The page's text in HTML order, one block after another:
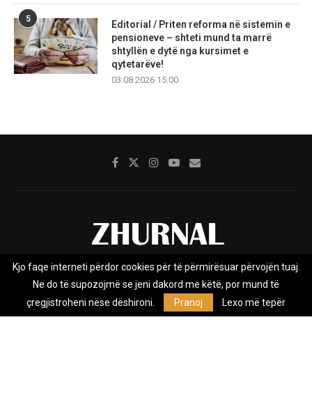
5
Editorial / Priten reforma në sistemin e
pensioneve – shteti mund ta marrë
shtyllën e dytë nga kursimet e
qytetarëve!
03.08.2026 15:00
Rreth nesh Impresumi Marketing
Privacy Policy
Zhurnal.mk është Agjenci e Lajmeve e pavarur, e themeluar në vitin
Kjo faqe interneti përdor cookies për të përmirësuar përvojën tuaj.
Ne do të supozojmë se jeni dakord me këtë, por mund të
çregjistroheni nëse dëshironi.
Pranoj Lexo më tepër